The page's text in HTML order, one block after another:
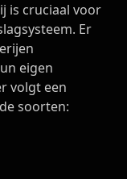
is cruciaal voor
Er
eigen
volgt een
soorten: